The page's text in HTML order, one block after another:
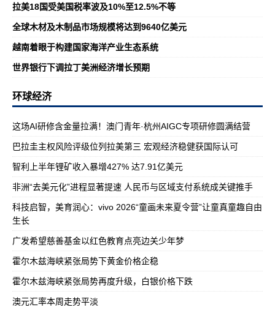
拉美18国受美国税率波及10%至12.5%不等
全球木材及木制品市场规模将达到9640亿美元
越南着眼于构建国家海洋产业生态系统
世界银行下调拉丁美洲经济增长预期
环球经济
这场AI研修含金量拉满！澳门青年·杭州AIGC专项研修圆满结营
巴拉圭主权风险评级位列拉美第三 宏观经济稳健获国际认可
智利上半年锂矿收入暴增427% 达7.91亿美元
非洲“去美元化”进程显著提速 人民币与区域支付系统成关键推手
科技启智，美育润心：vivo 2026“童画未来夏令营”让童真童趣自由
生长
广发希望慈善基金以红色教育点亮边关少年梦
霍尔木兹海峡紧张局势下黄金价格企稳
霍尔木兹海峡紧张局势再度升级，白银价格下跌
澳元汇率本周走势平淡